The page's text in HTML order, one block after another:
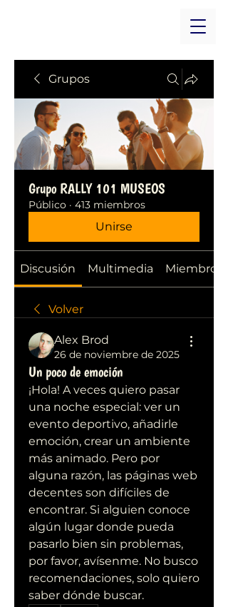
Grupos
Grupo RALLY 101 MUSEOS
Público · 413 miembros
Unirse
Discusión Multimedia Miembros
Volver
Alex Brod
26 de noviembre de 2025
Un poco de emoción
¡Hola! A veces quiero pasar
una noche especial: ver un
evento deportivo, añadirle
emoción, crear un ambiente
más animado. Pero por
alguna razón, las páginas web
decentes son difíciles de
encontrar. Si alguien conoce
algún lugar donde pueda
pasarlo bien sin problemas,
por favor, avísenme. No busco
recomendaciones, solo quiero
saber dónde buscar.